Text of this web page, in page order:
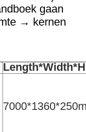
gaan
→ kernen